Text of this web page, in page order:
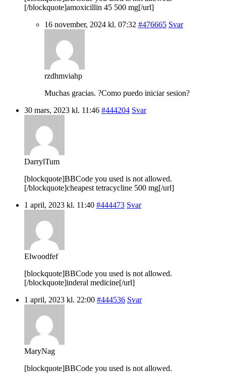
[/blockquote]amoxicillin 45 500 mg[/url]
16 november, 2024 kl. 07:32 #476665 Svar
rzdhmviahp
Muchas gracias. ?Como puedo iniciar sesion?
30 mars, 2023 kl. 11:46 #444204 Svar
DarrylTum
[blockquote]BBCode you used is not allowed.
[/blockquote]cheapest tetracycline 500 mg[/url]
1 april, 2023 kl. 11:40 #444473 Svar
Elwoodfef
[blockquote]BBCode you used is not allowed.
[/blockquote]inderal medicine[/url]
1 april, 2023 kl. 22:00 #444536 Svar
MaryNag
[blockquote]BBCode you used is not allowed.